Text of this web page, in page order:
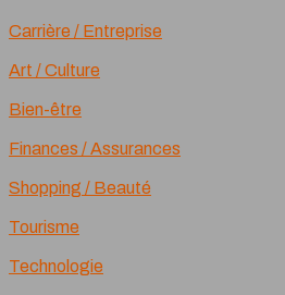
Carrière / Entreprise
Art / Culture
Bien-être
Finances / Assurances
Shopping / Beauté
Tourisme
Technologie